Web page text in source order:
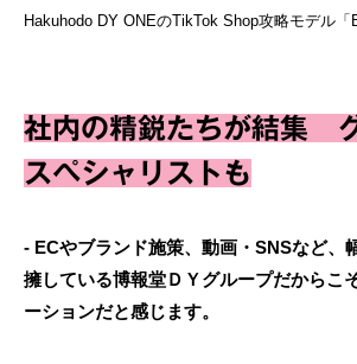
Hakuhodo DY ONEのTikTok Shop攻略モデル「
社内の精鋭たちが結集
スペシャリストも
- ECやブランド施策、動画・SNSなど、
擁している博報堂ＤＹグループだからこ
ーションだと感じます。